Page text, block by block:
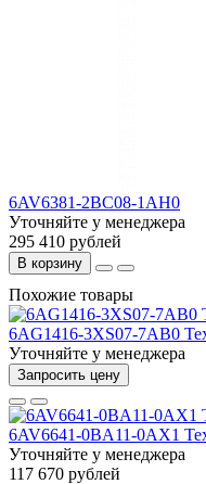
6AV6381-2BC08-1AH0
Уточняйте у менеджера
295 410 рублей
В корзину
Похожие товары
6AG1416-3XS07-7AB0
Уточняйте у менеджера
Запросить цену
6AV6641-0BA11-0AX1
Уточняйте у менеджера
117 670 рублей